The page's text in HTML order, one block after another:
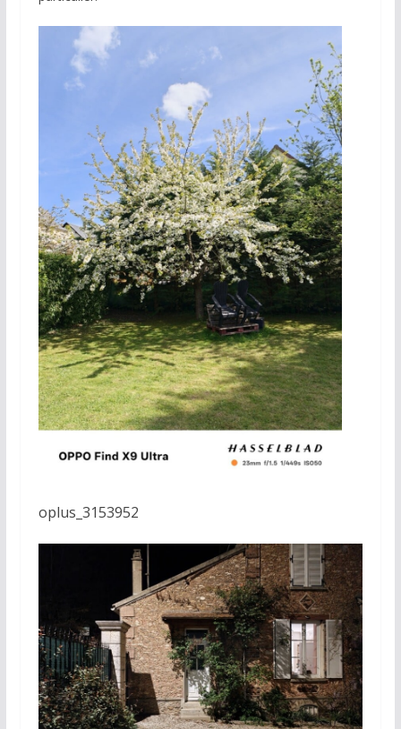
oplus_3153952